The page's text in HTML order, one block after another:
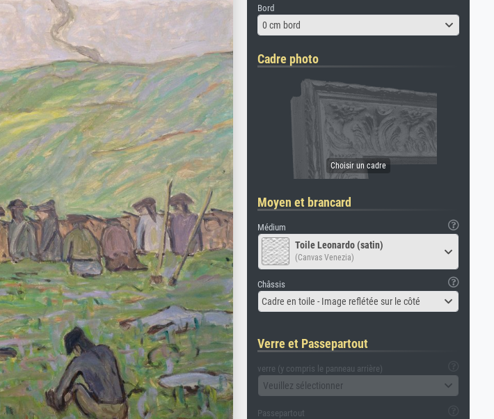
Bord
0 cm bord
Cadre photo
Moyen et brancard
Médium
Toile Leonardo (satin)
(Canvas Venezia)
Châssis
Cadre en toile - Image reflétée sur le côté
Verre et Passepartout
verre (y compris le panneau arrière)
Veuillez sélectionner
Passepartout